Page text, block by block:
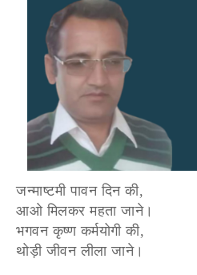
जन्माष्टमी पावन दिन की,
आओ मिलकर महता जाने।
भगवन कृष्ण कर्मयोगी की,
थोड़ी जीवन लीला जाने।